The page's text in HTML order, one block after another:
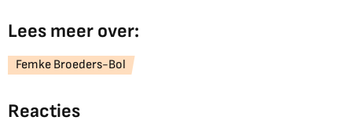
Lees meer over:
Femke Broeders-Bol
Reacties